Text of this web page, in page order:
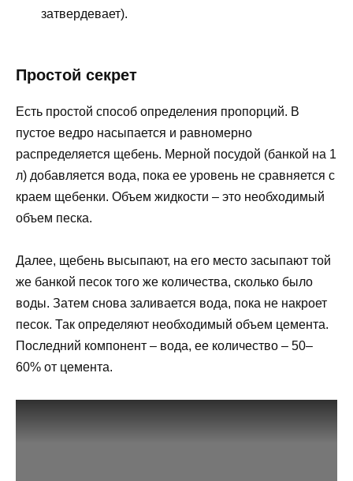
затвердевает).
Простой секрет
Есть простой способ определения пропорций. В
пустое ведро насыпается и равномерно
распределяется щебень. Мерной посудой (банкой на 1
л) добавляется вода, пока ее уровень не сравняется с
краем щебенки. Объем жидкости – это необходимый
объем песка.
Далее, щебень высыпают, на его место засыпают той
же банкой песок того же количества, сколько было
воды. Затем снова заливается вода, пока не накроет
песок. Так определяют необходимый объем цемента.
Последний компонент – вода, ее количество – 50–
60% от цемента.